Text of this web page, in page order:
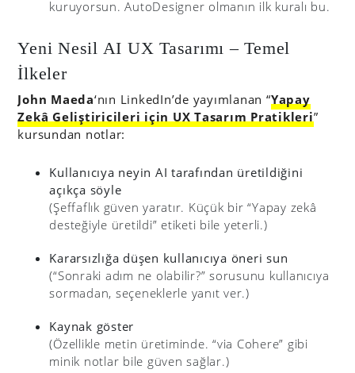
kuruyorsun. AutoDesigner olmanın ilk kuralı bu.
Yeni Nesil AI UX Tasarımı – Temel
İlkeler
John Maeda‘nın LinkedIn’de yayımlanan “Yapay
Zekâ Geliştiricileri için UX Tasarım Pratikleri”
kursundan notlar:
Kullanıcıya neyin AI tarafından üretildiğini
açıkça söyle
(Şeffaflık güven yaratır. Küçük bir “Yapay zekâ
desteğiyle üretildi” etiketi bile yeterli.)
Kararsızlığa düşen kullanıcıya öneri sun
(“Sonraki adım ne olabilir?” sorusunu kullanıcıya
sormadan, seçeneklerle yanıt ver.)
Kaynak göster
(Özellikle metin üretiminde. “via Cohere” gibi
minik notlar bile güven sağlar.)